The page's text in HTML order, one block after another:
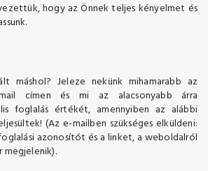
hogy az Önnek teljes kényelmet és
máshol? Jeleze nekünk mihamarabb az
mail címen és mi az alacsonyabb árra
foglalás értékét, amennyiben az alábbi
(Az e-mailben szükséges elküldeni:
azonosítót és a linket, a weboldalról
megjelenik).